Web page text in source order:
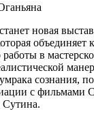
новая
объединяет
работы в
сознания,
с фильмами